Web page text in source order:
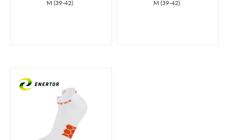
M (39-42)
M (39-42)